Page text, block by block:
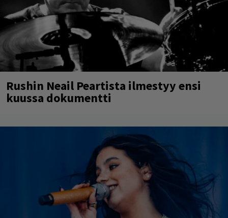
Rushin Neail Peartista ilmestyy ensi
kuussa dokumentti